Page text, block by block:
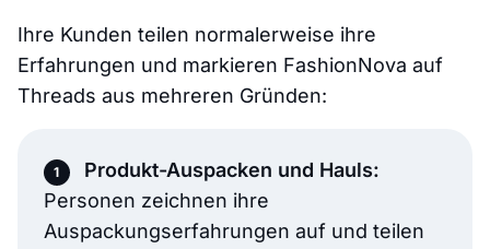
Ihre Kunden teilen normalerweise ihre
Erfahrungen und markieren FashionNova auf
Threads aus mehreren Gründen:
Produkt-Auspacken und Hauls:
Personen zeichnen ihre
Auspackungserfahrungen auf und teilen